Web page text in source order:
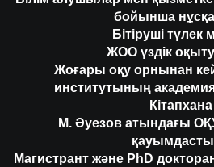
бойынша
Бітіруші түлек
ЖОО үздік
Жоғары оқу орнынан
институтының
Кітапхана
М. Әуезов атындағы
Магистрант және PhD